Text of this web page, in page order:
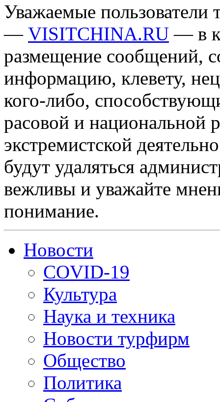
Уважаемые пользователи
— VISITCHINA.RU — в
размещение сообщений,
информацию, клевету,
кого-либо,
расовой и национальной
экстремистской
будут удаляться
вежливы и уважайте
понимание.
Новости
COVID-19
Культура
Наука и техника
Новости турфирм
Общество
Политика